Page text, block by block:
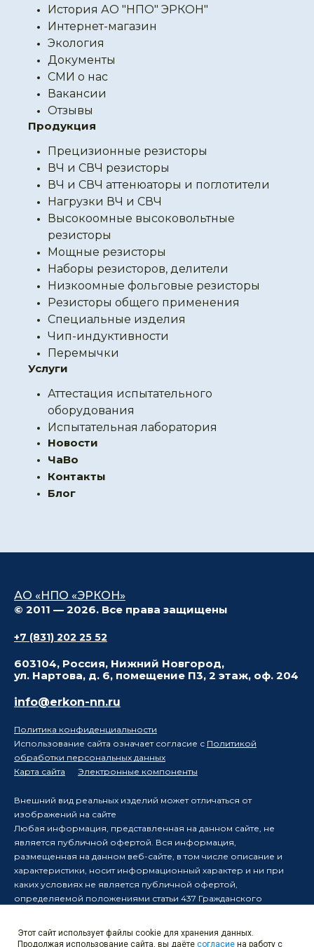
История АО "НПО" ЭРКОН"
Интернет-магазин
Экология
Документы
СМИ о нас
Вакансии
Отзывы
Продукция
Прецизионные резисторы
ВЧ и СВЧ резисторы
ВЧ и СВЧ аттенюаторы и поглотители
Нагрузки ВЧ и СВЧ
Высокоомные высоковольтные
резисторы
Мощные резисторы
Наборы резисторов, делители
Низкоомные фольговые резисторы
Резисторы общего применения
Специальные изделия
Чип-индуктивности
Перемычки
Услуги
Аттестация испытательного
оборудования
Испытательная лаборатория
Новости
ЧаВо
Контакты
Блог
АО «НПО «ЭРКОН»
© 2011 — 2026. Все права защищены
+7 (831) 202 25 52
603104, Россия, Нижний Новгород,
ул. Нартова, д. 6, помещение П3, 2 этаж, оф. 204
info@erkon-nn.ru
Политика конфиденциальности
Использование сайта означает согласие с Политикой
обработки персональных данных
Карта сайта
Электронные компоненты
Внешний вид реальных изделий может отличаться от
изображений на сайте
Любая информация, представленная на данном сайте, не
является публичной офертой. Вся информация,
размещенная на данном веб-сайте, в том числе описание и
характеристики, носит информационный характер и ни при
каких условиях не является публичной офертой,
определяемой положениями статьи 437 Гражданского
Производитель оставляет за собой право в одностороннем
порядке вносить изменения в информацию, размещенную на
Этот сайт использует файлы cookie для хранения данных.
Продолжая использование сайта, вы даёте согласие на работу с